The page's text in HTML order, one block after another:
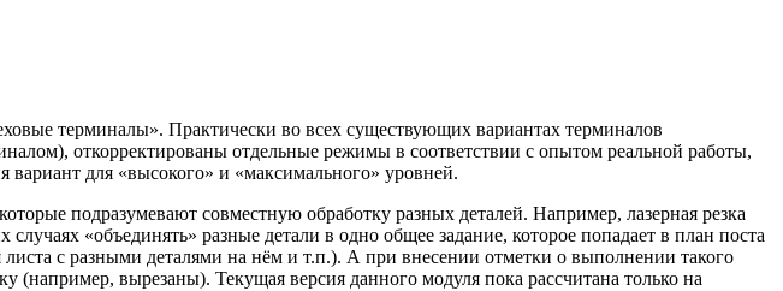
терминалы». Практически во всех существующих вариантах терминалов
откорректированы отдельные режимы в соответствии с опытом реальной работы,
для «высокого» и «максимального» уровней.
подразумевают совместную обработку разных деталей. Например, лазерная резка
«объединять» разные детали в одно общее задание, которое попадает в план поста
с разными деталями на нём и т.п.). А при внесении отметки о выполнении такого
вырезаны). Текущая версия данного модуля пока рассчитана только на